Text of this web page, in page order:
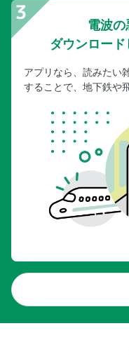
化野念仏寺（右京区）
清凉寺（右京区）
常寂光寺（右京区）
東林院（右京区）／
厭離庵（右京区）／
善峯寺（西京区）
華厳寺（西京区）／
Part5 洛南 南区、伏
東寺（南区）
観智院（南区）／浄
醍醐寺（伏見区）
乙訓寺（長岡京市）
電波の
ダウンロー
アプリなら、読みたい
することで、地下鉄や